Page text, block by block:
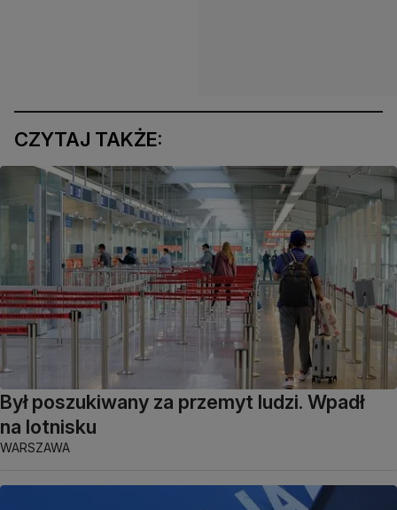
CZYTAJ TAKŻE:
Był poszukiwany za przemyt ludzi. Wpadł
na lotnisku
WARSZAWA